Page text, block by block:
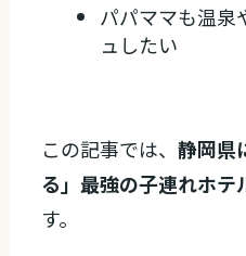
パパママも温泉
ュしたい
この記事では、静岡県
る」最強の子連れホテ
す。